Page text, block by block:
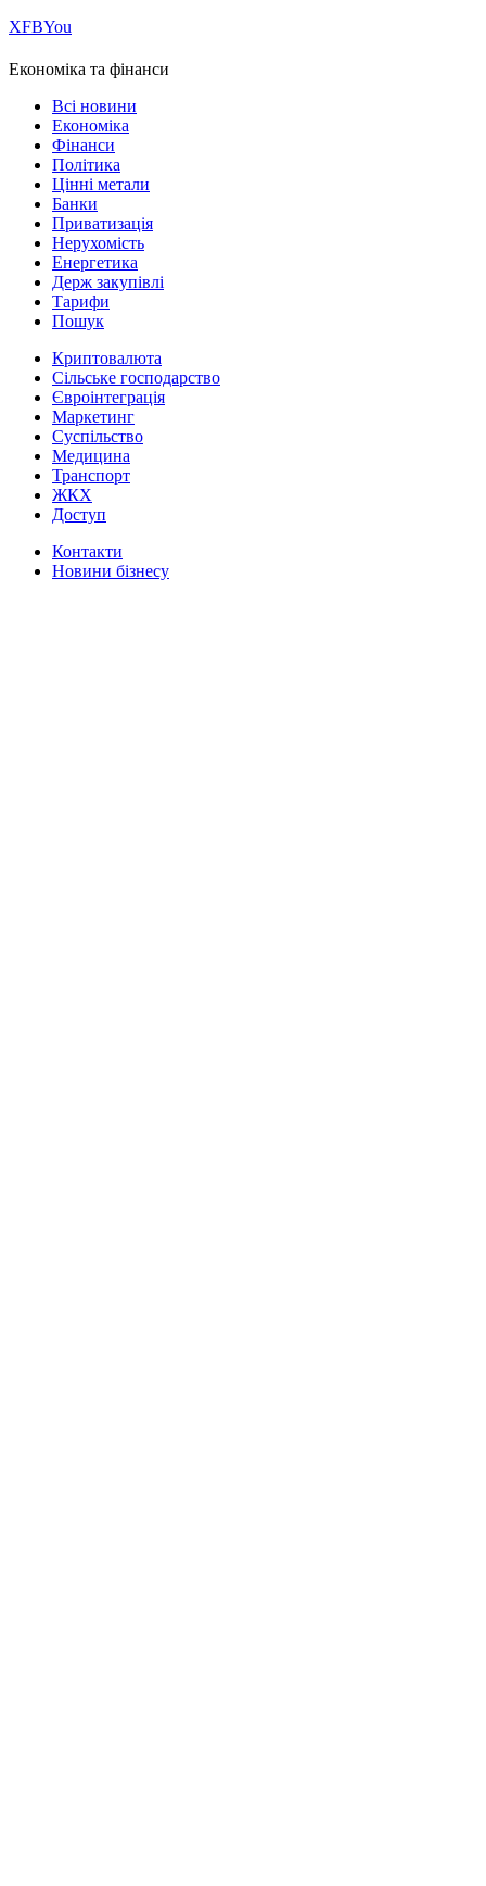
ХFBYou
Економіка та фінанси
Всі новини
Економіка
Фінанси
Політика
Цінні метали
Банки
Приватизація
Нерухомість
Енергетика
Держ закупівлі
Тарифи
Пошук
Криптовалюта
Сільське господарство
Євроінтеграція
Маркетинг
Суспільство
Медицина
Транспорт
ЖКХ
Доступ
Контакти
Новини бізнесу